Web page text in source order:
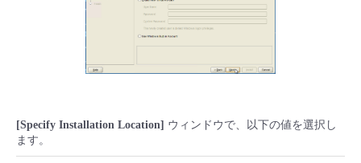
[Specify Installation Location] ウィンドウで、以下の値を選択し
ます。